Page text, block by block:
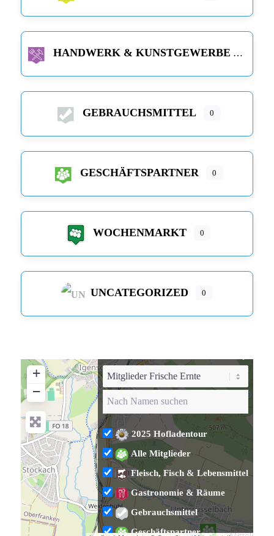
HANDWERK & KUNSTGEWERBE
GEBRAUCHSMITTEL 0
GESCHÄFTSPARTNER 0
WOCHENMARKT 0
UNCATEGORIZED 0
+
−
2025 Hofladentour
Alle Mitglieder
Fleisch, Fisch & Lebensmittel
Gastronomie & Räume
Gebrauchsmittel
Geschäftspartner